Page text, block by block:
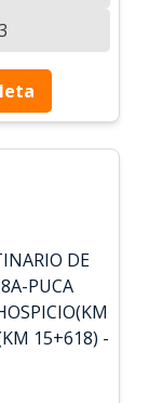
DE
PUCA
15+618) -